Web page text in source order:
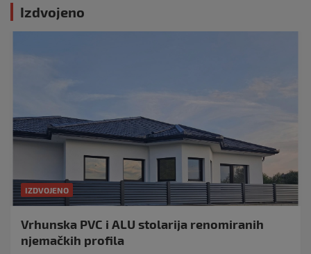
Izdvojeno
IZDVOJENO
Vrhunska PVC i ALU stolarija renomiranih
njemačkih profila